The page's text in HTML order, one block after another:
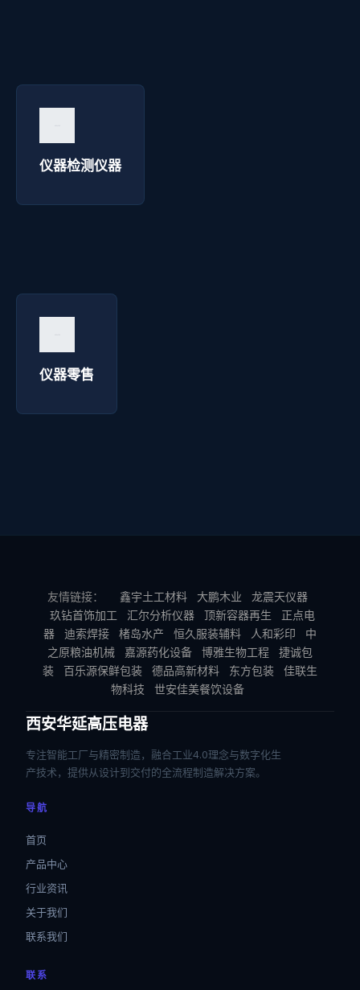
仪器检测仪器
仪器零售
友情链接： 鑫宇土工材料 大鹏木业
龙震天仪器
玖钻首饰加工
汇尔分析仪器 顶新容器再生
正点电
器
迪索焊接 楮岛水产 恒久服装辅料 人和彩印
中
之原粮油机械
嘉源药化设备 博雅生物工程
捷诚包
装
百乐源保鲜包装 德品高新材料 东方包装
佳联生
物科技
世安佳美餐饮设备
西安华延高压电器
专注智能工厂与精密制造，融合工业4.0理念与数字化生
产技术，提供从设计到交付的全流程制造解决方案。
导航
首页
产品中心
行业资讯
关于我们
联系我们
联系